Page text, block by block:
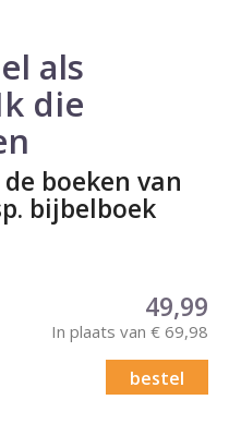
als
die
boeken van
bijbelboek
49,99
In plaats van € 69,98
bestel